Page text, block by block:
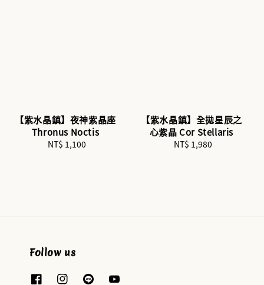
【紫水晶鎮】夜神紫晶座
Thronus Noctis
Regular
NT$ 1,100
【紫水晶鎮】全拋星辰之
心紫晶 Cor Stellaris
Regular
NT$ 1,980
Follow us